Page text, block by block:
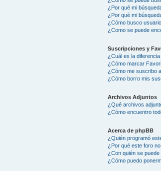
¿Por qué mi
¿Por qué mi
¿Cómo busco
¿Como se puede
Suscripciones y
¿Cuál es la
¿Cómo marcar
¿Cómo me suscribo
¿Cómo borro mis
Archivos Adjuntos
¿Qué archivos
¿Cómo encuentro
Acerca de phpBB
¿Quién programó
¿Por qué este foro
¿Con quién se
¿Cómo puedo